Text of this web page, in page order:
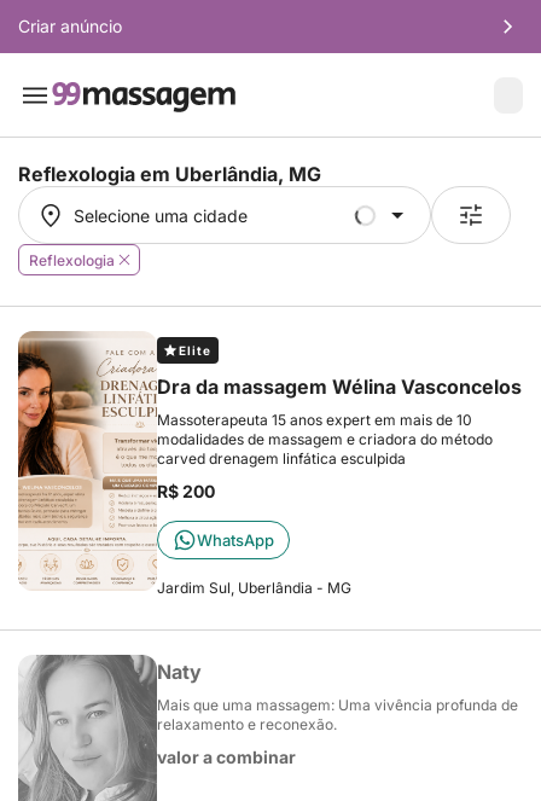
Criar anúncio
Reflexologia em Uberlândia, MG
Selecione uma cidade
Selecione uma cidade
Reflexologia
Elite
Dra da massagem Wélina Vasconcelos
Massoterapeuta 15 anos expert em mais de 10
modalidades de massagem e criadora do método
carved drenagem linfática esculpida
R$ 200
WhatsApp
Jardim Sul, Uberlândia - MG
Naty
Mais que uma massagem: Uma vivência profunda de
relaxamento e reconexão.
valor a combinar